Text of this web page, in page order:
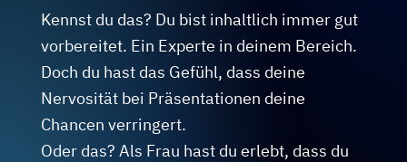
Du lernst konkrete Übungen für Atem,
Stimme und Körpersprache, die deine
Wirkung verändern werden: Garantiert.
Als Gruppentraining oder Einzelcoaching.
Schreib mir einfach, wann wir darüber
sprechen wollen.
Kennst du das? Du bist inhaltlich immer gut
vorbereitet. Ein Experte in deinem Bereich.
Doch du hast das Gefühl, dass deine
Nervosität bei Präsentationen deine
Chancen verringert.
Oder das? Als Frau hast du erlebt, dass du